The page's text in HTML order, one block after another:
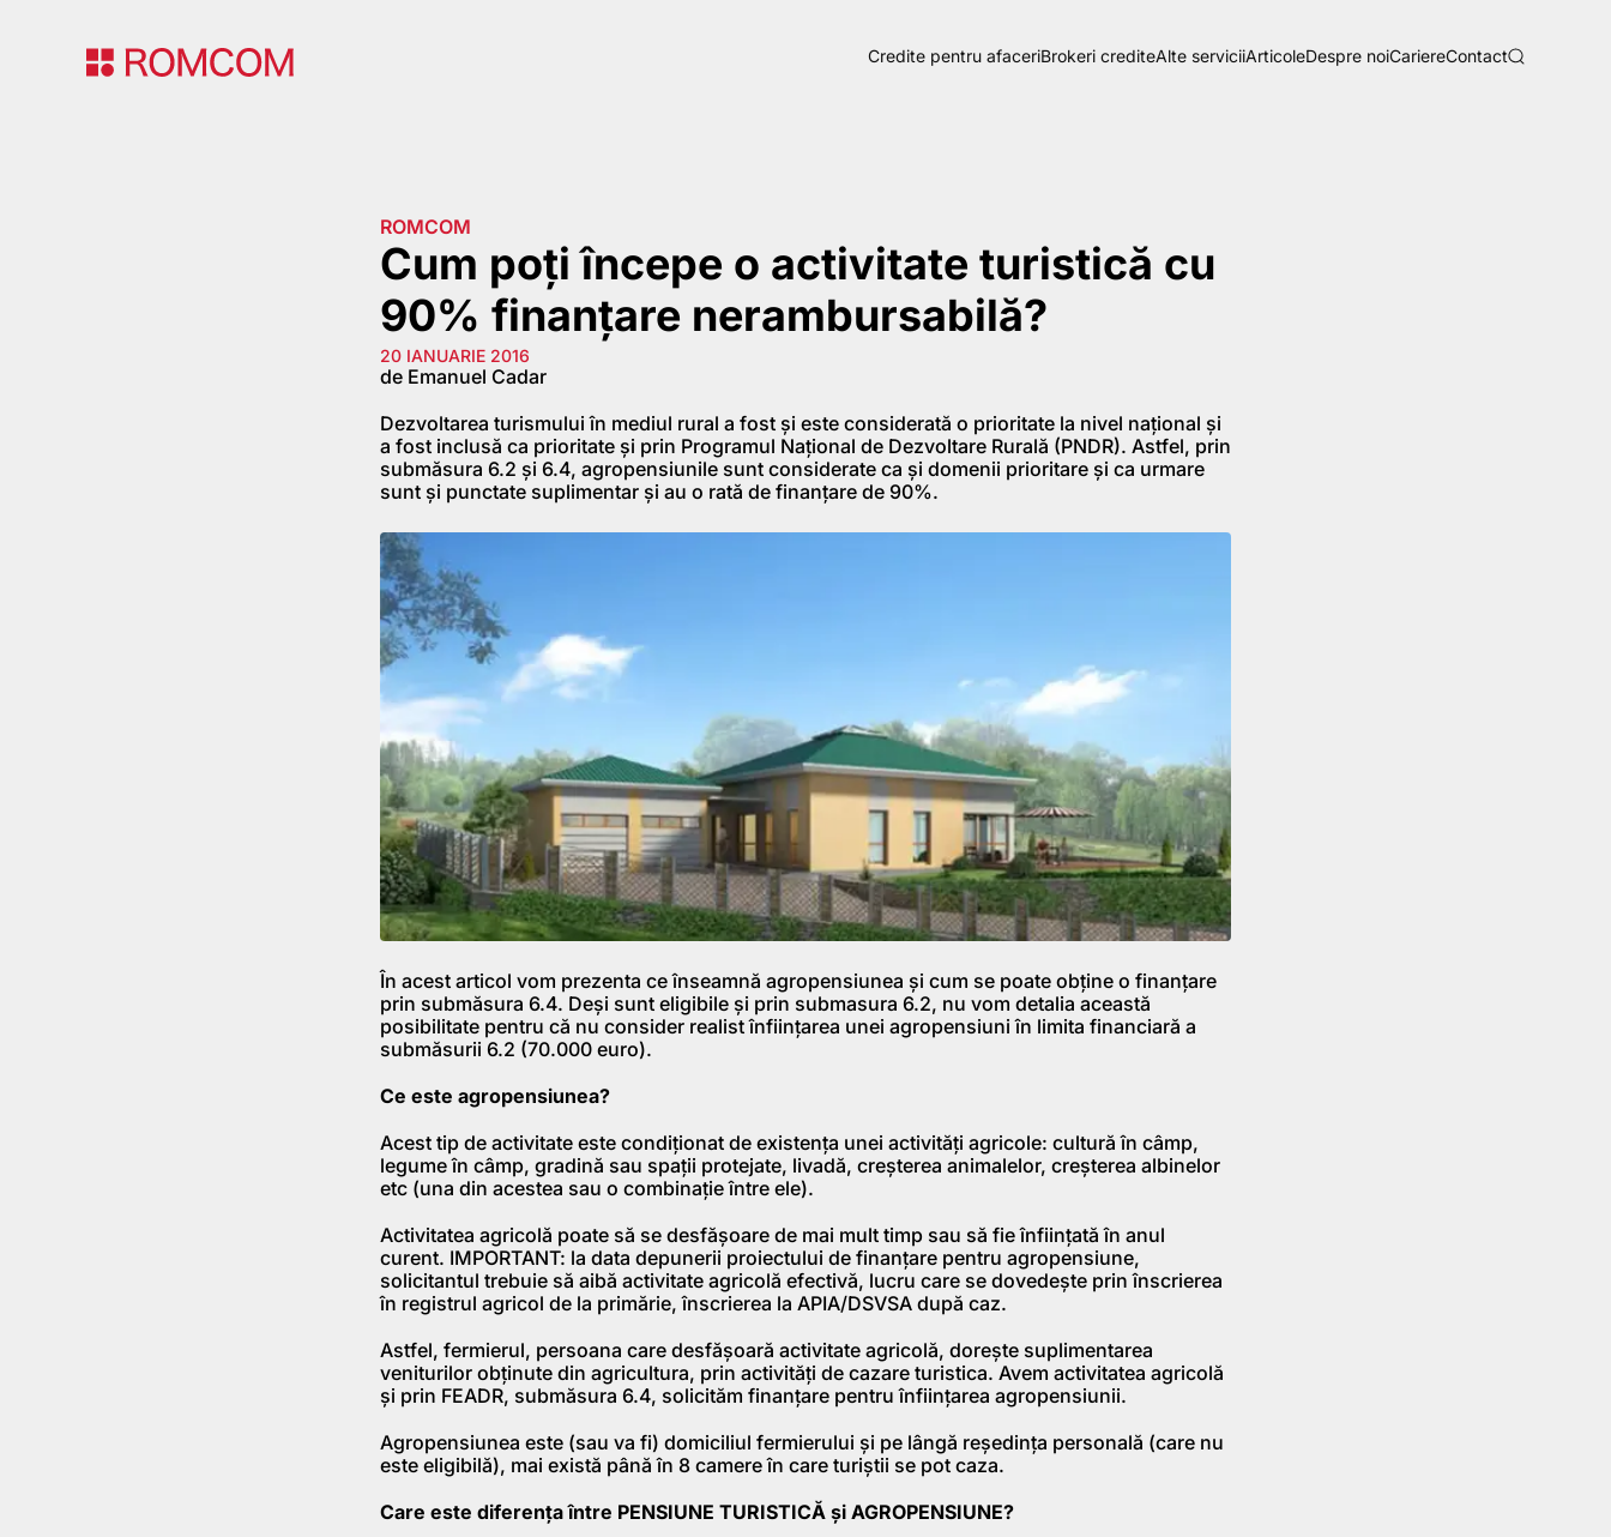
Credite pentru afaceriBrokeri crediteAlte serviciiArticoleDespre noiCariereContact
ROMCOM
Cum poți începe o activitate turistică cu
90% finanțare nerambursabilă?
20 IANUARIE 2016
de Emanuel Cadar
Dezvoltarea turismului în mediul rural a fost și este considerată o prioritate la nivel național și
a fost inclusă ca prioritate și prin Programul Național de Dezvoltare Rurală (PNDR). Astfel, prin
submăsura 6.2 și 6.4, agropensiunile sunt considerate ca și domenii prioritare și ca urmare
sunt și punctate suplimentar și au o rată de finanțare de 90%.
În acest articol vom prezenta ce înseamnă agropensiunea și cum se poate obține o finanțare
prin submăsura 6.4. Deși sunt eligibile și prin submasura 6.2, nu vom detalia această
posibilitate pentru că nu consider realist înființarea unei agropensiuni în limita financiară a
submăsurii 6.2 (70.000 euro).
Ce este agropensiunea?
Acest tip de activitate este condiționat de existența unei activități agricole: cultură în câmp,
legume în câmp, gradină sau spații protejate, livadă, creșterea animalelor, creșterea albinelor
etc (una din acestea sau o combinație între ele).
Activitatea agricolă poate să se desfășoare de mai mult timp sau să fie înființată în anul
curent. IMPORTANT: la data depunerii proiectului de finanțare pentru agropensiune,
solicitantul trebuie să aibă activitate agricolă efectivă, lucru care se dovedește prin înscrierea
în registrul agricol de la primărie, înscrierea la APIA/DSVSA după caz.
Astfel, fermierul, persoana care desfășoară activitate agricolă, dorește suplimentarea
veniturilor obținute din agricultura, prin activități de cazare turistica. Avem activitatea agricolă
și prin FEADR, submăsura 6.4, solicităm finanțare pentru înființarea agropensiunii.
Agropensiunea este (sau va fi) domiciliul fermierului și pe lângă reședința personală (care nu
este eligibilă), mai există până în 8 camere în care turiștii se pot caza.
Care este diferența între PENSIUNE TURISTICĂ și AGROPENSIUNE?